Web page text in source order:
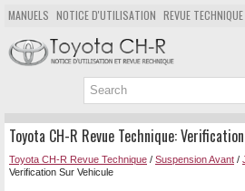
MANUELS NOTICE D'UTILISATION REVUE TECHNIQUE
POPULAIRE
PLAN DU SITE CHERCHER
Toyota CH-R Revue Technique:
Toyota CH-R Revue Technique / Suspension Avant /
Verification Sur Vehicule